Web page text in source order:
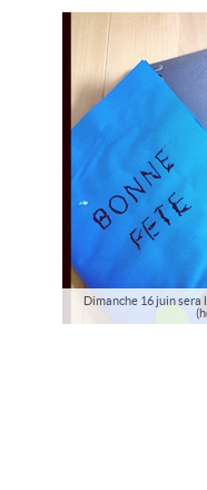
Dimanche 16 juin sera